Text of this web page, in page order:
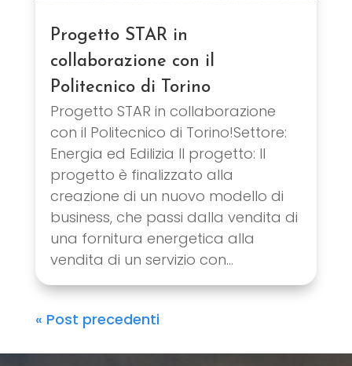
Progetto STAR in
collaborazione con il
Politecnico di Torino
Progetto STAR in collaborazione
con il Politecnico di Torino!Settore:
Energia ed Edilizia Il progetto: Il
progetto è finalizzato alla
creazione di un nuovo modello di
business, che passi dalla vendita di
una fornitura energetica alla
vendita di un servizio con...
« Post precedenti